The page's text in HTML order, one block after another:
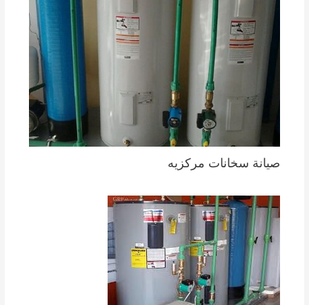
صيانة سخانات مركزيه